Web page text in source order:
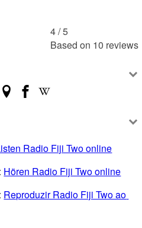
4 /5
Based on 10 reviews
Radio Fiji Two online
Hören Radio Fiji Two online
Reproduzir Radio Fiji Two ao